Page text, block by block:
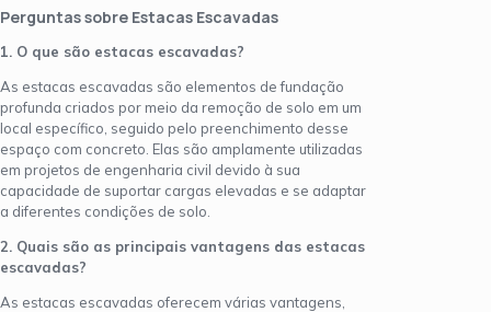
Perguntas sobre Estacas Escavadas
1. O que são estacas escavadas?
As estacas escavadas são elementos de fundação
profunda criados por meio da remoção de solo em um
local específico, seguido pelo preenchimento desse
espaço com concreto. Elas são amplamente utilizadas
em projetos de engenharia civil devido à sua
capacidade de suportar cargas elevadas e se adaptar
a diferentes condições de solo.
2. Quais são as principais vantagens das estacas
escavadas?
As estacas escavadas oferecem várias vantagens,